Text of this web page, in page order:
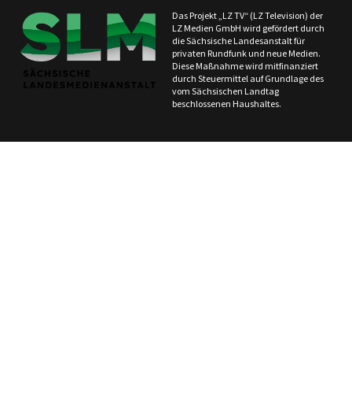
Das Projekt „LZ TV“ (LZ Television) der
LZ Medien GmbH wird gefördert durch
die Sächsische Landesanstalt für
privaten Rundfunk und neue Medien.
Diese Maßnahme wird mitfinanziert
durch Steuermittel auf Grundlage des
vom Sächsischen Landtag
beschlossenen Haushaltes.